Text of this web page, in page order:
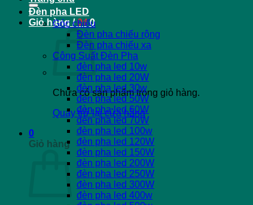
Giỏ hàng /0₫ 0
Chưa có sản phẩm trong giỏ hàng.
Quay trở lại cửa hàng
0
Giỏ hàng
Đèn pha LED
Góc chiếu
Đèn pha chiếu rộng
Đèn pha chiếu xa
Công Suất Đèn Pha
đèn pha led 10w
đèn pha led 20W
đèn pha led 30w
đèn pha led 50W
đèn pha led 60W
đèn pha led 70W
đèn pha led 100w
đèn pha led 120W
đèn pha led 150W
đèn pha led 200W
đèn pha led 250W
đèn pha led 300W
đèn pha led 400w